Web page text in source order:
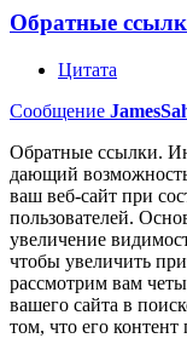
Обратные
Цитата
Сообщение
Обратные ссылки.
дающий
ваш веб-сайт при
пользователей.
увеличение
чтобы увеличить
рассмотрим вам
вашего сайта в
том, что его